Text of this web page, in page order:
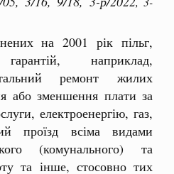
на 2001 рік пільг,
наприклад,
ремонт жилих
або зменшення плати за
електроенергію, газ,
проїзд всіма видами
(комунального) та
та інше, стосовно тих